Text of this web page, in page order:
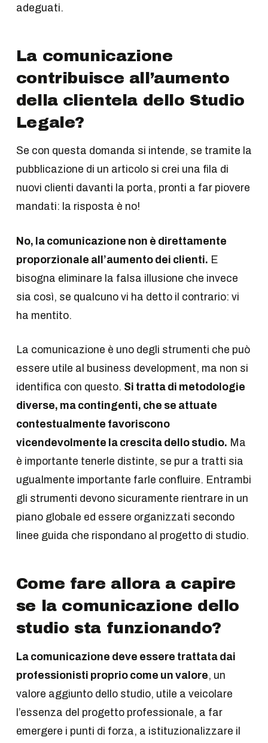
adeguati.
La comunicazione
contribuisce all’aumento
della clientela dello Studio
Legale?
Se con questa domanda si intende, se tramite la
pubblicazione di un articolo si crei una fila di
nuovi clienti davanti la porta, pronti a far piovere
mandati: la risposta è no!
No, la comunicazione non è direttamente
proporzionale all’aumento dei clienti. E
bisogna eliminare la falsa illusione che invece
sia così, se qualcuno vi ha detto il contrario: vi
ha mentito.
La comunicazione è uno degli strumenti che può
essere utile al business development, ma non si
identifica con questo. Si tratta di metodologie
diverse, ma contingenti, che se attuate
contestualmente favoriscono
vicendevolmente la crescita dello studio. Ma
è importante tenerle distinte, se pur a tratti sia
ugualmente importante farle confluire. Entrambi
gli strumenti devono sicuramente rientrare in un
piano globale ed essere organizzati secondo
linee guida che rispondano al progetto di studio.
Come fare allora a capire
se la comunicazione dello
studio sta funzionando?
La comunicazione deve essere trattata dai
professionisti proprio come un valore, un
valore aggiunto dello studio, utile a veicolare
l’essenza del progetto professionale, a far
emergere i punti di forza, a istituzionalizzare il